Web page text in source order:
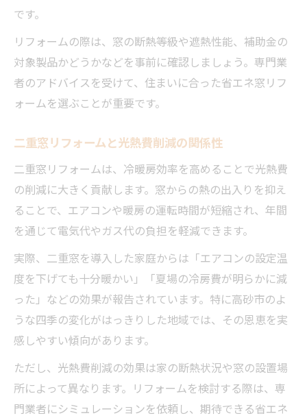
です。
リフォームの際は、窓の断熱等級や遮熱性能、補助金の
対象製品かどうかなどを事前に確認しましょう。専門業
者のアドバイスを受けて、住まいに合った省エネ窓リフ
ォームを選ぶことが重要です。
二重窓リフォームと光熱費削減の関係性
二重窓リフォームは、冷暖房効率を高めることで光熱費
の削減に大きく貢献します。窓からの熱の出入りを抑え
ることで、エアコンや暖房の運転時間が短縮され、年間
を通じて電気代やガス代の負担を軽減できます。
実際、二重窓を導入した家庭からは「エアコンの設定温
度を下げても十分暖かい」「夏場の冷房費が明らかに減
った」などの効果が報告されています。特に高砂市のよ
うな四季の変化がはっきりした地域では、その恩恵を実
感しやすい傾向があります。
ただし、光熱費削減の効果は家の断熱状況や窓の設置場
所によって異なります。リフォームを検討する際は、専
門業者にシミュレーションを依頼し、期待できる省エネ